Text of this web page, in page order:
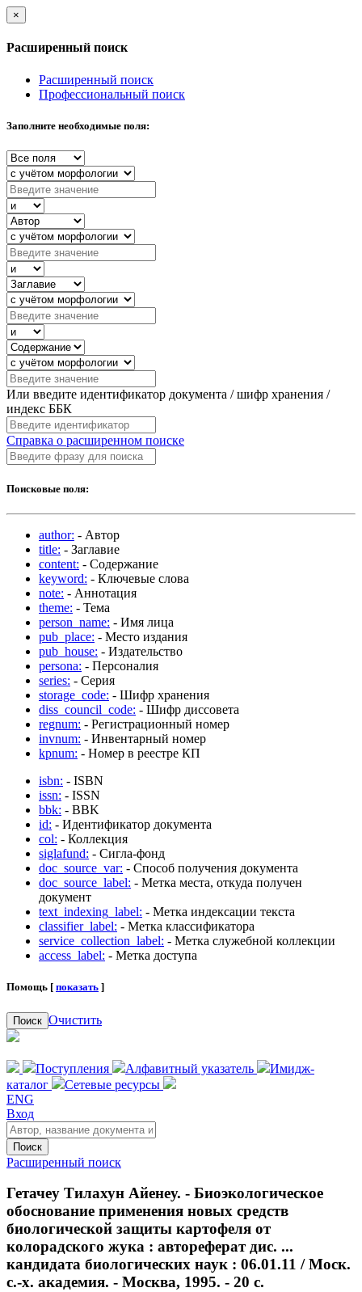
×
Расширенный поиск
Расширенный поиск
Профессиональный поиск
Заполните необходимые поля:
Или введите идентификатор документа / шифр хранения /
индекс ББК
Справка о расширенном поиске
Поисковые поля:
author: - Автор
title: - Заглавие
content: - Содержание
keyword: - Ключевые слова
note: - Аннотация
theme: - Тема
person_name: - Имя лица
pub_place: - Место издания
pub_house: - Издательство
persona: - Персоналия
series: - Серия
storage_code: - Шифр хранения
diss_council_code: - Шифр диссовета
regnum: - Регистрационный номер
invnum: - Инвентарный номер
kpnum: - Номер в реестре КП
isbn: - ISBN
issn: - ISSN
bbk: - BBK
id: - Идентификатор документа
col: - Коллекция
siglafund: - Сигла-фонд
doc_source_var: - Способ получения документа
doc_source_label: - Метка места, откуда получен
документ
text_indexing_label: - Метка индексации текста
classifier_label: - Метка классификатора
service_collection_label: - Метка служебной коллекции
access_label: - Метка доступа
Помощь [ показать ]
Поиск Очистить
Поступления Алфавитный указатель
Имидж-
каталог
Сетевые ресурсы
ENG
Вход
Поиск
Расширенный поиск
Гетачеу Тилахун Айенеу. - Биоэкологическое
обоснование применения новых средств
биологической защиты картофеля от
колорадского жука : автореферат дис. ...
кандидата биологических наук : 06.01.11 / Моск.
с.-х. академия. - Москва, 1995. - 20 с.